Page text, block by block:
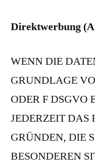
Direktwerbung
WENN DIE
GRUNDLAGE
ODER F DSGVO
JEDERZEIT DAS
GRÜNDEN, DIE
BESONDEREN